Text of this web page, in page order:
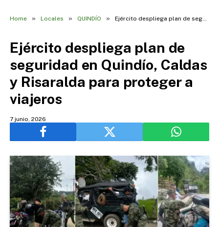
Home » Locales » QUINDÍO » Ejército despliega plan de seguridad en Quindío, Caldas y Risaralda para proteger a viajeros
Ejército despliega plan de
seguridad en Quindío, Caldas
y Risaralda para proteger a
viajeros
7 junio, 2026